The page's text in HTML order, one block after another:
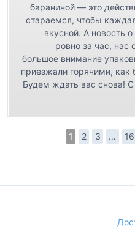
бараниной — это
стараемся, чтобы
вкусной. А новость
ровно за час,
большое внимание
приезжали горячими, как
Будем ждать вас снова!
1 2 3 …